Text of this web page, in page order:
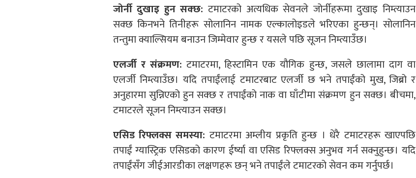
जोर्नी दुखाइ हुन सक्छ:टमाटरको अत्यधिक सेवनले जोर्नीहरूमा दुखाइ निम्त्याउन
सक्छ किनभने तिनीहरू सोलानिन नामक एल्कालोइडले भरिएका हुन्छन्। सोलानिन
तन्तुमा क्याल्सियम बनाउन जिम्मेवार हुन्छ र यसले पछि सूजन निम्त्याउँछ।
एलर्जी र संक्रमण: टमाटरमा, हिस्टामिन एक यौगिक हुन्छ, जसले छालामा दाग वा
एलर्जी निम्त्याउँछ। यदि तपाईंलाई टमाटरबाट एलर्जी छ भने तपाईंको मुख, जिब्रो र
अनुहारमा सुन्निएको हुन सक्छ र तपाईंको नाक वा घाँटीमा संक्रमण हुन सक्छ। बीचमा,
टमाटरले सूजन निम्त्याउन सक्छ।
एसिड रिफ्लक्स समस्या: टमाटरमा अम्लीय प्रकृति हुन्छ । धेरै टमाटरहरू खाएपछि
तपाईं ग्यास्ट्रिक एसिडको कारण ईर्ष्या वा एसिड रिफ्लक्स अनुभव गर्न सक्नुहुन्छ। यदि
तपाईंसँग जीईआरडीका लक्षणहरू छन् भने तपाईंले टमाटरको सेवन कम गर्नुपर्छ।